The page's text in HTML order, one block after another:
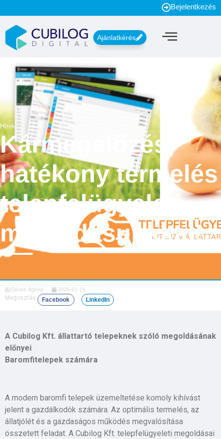
Bejelentkezés
Ajánlatkérés
Hírek
Kármegelőzés,
hatékony termelés
telepfelügyeleti
megoldásunkkal!
Dénes Ágnes 2025-01-19
Megosztás: Facebook LinkedIn
A Cubilog Kft. állattartó telepeknek szóló megoldásának
előnyei
Baromfitelepek számára
A modern baromfi telepek üzemeltetése komoly kihívást
jelent a gazdálkodók számára. Az optimális termelés, az
állatjólét és a gazdaságos működés megvalósítása
összetett feladat. A Cubilog Kft. telepfelügyeleti megoldásai